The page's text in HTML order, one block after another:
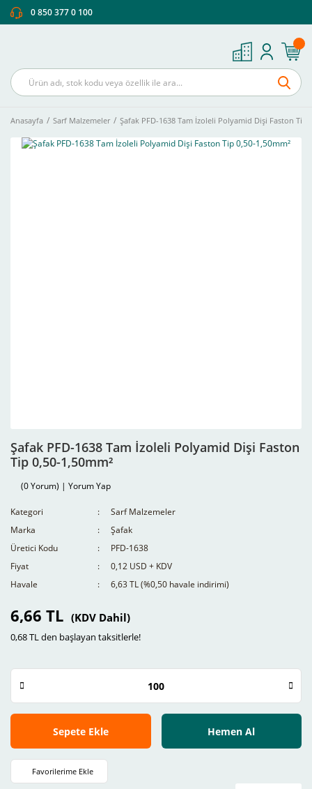
0 850 377 0 100
Anasayfa Sarf Malzemeler Şafak PFD-1638 Tam İzoleli Polyamid Dişi Faston Tip
Şafak PFD-1638 Tam İzoleli Polyamid Dişi Faston
Tip 0,50-1,50mm²
(0 Yorum) | Yorum Yap
Kategori
Sarf Malzemeler
Marka
Şafak
Üretici Kodu
PFD-1638
Fiyat
0,12 USD + KDV
Havale
6,63 TL (%0,50 havale indirimi)
6,66 TL (KDV Dahil)
0,68 TL den başlayan taksitlerle!
Sepete Ekle Hemen Al